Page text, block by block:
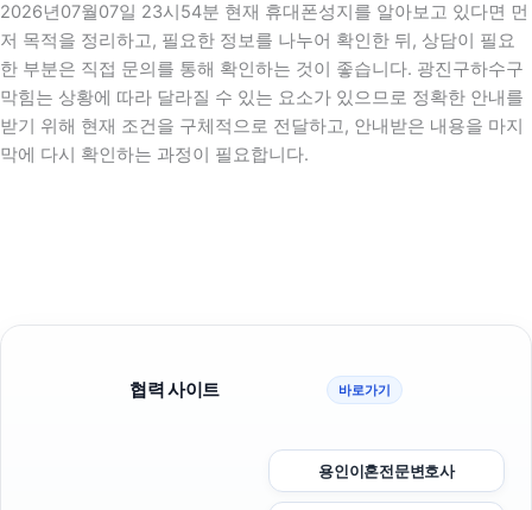
2026년07월07일 23시54분 현재 휴대폰성지를 알아보고 있다면 먼
저 목적을 정리하고, 필요한 정보를 나누어 확인한 뒤, 상담이 필요
한 부분은 직접 문의를 통해 확인하는 것이 좋습니다. 광진구하수구
막힘는 상황에 따라 달라질 수 있는 요소가 있으므로 정확한 안내를
받기 위해 현재 조건을 구체적으로 전달하고, 안내받은 내용을 마지
막에 다시 확인하는 과정이 필요합니다.
협력 사이트 바로가기
용인이혼전문변호사